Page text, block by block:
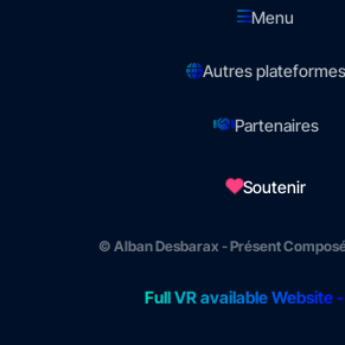
Menu
Autres plateformes
Partenaires
Soutenir
© Alban Desbarax - Présent
Full VR available